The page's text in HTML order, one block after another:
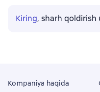
Kiring, sharh qoldirish
Kompaniya haqida